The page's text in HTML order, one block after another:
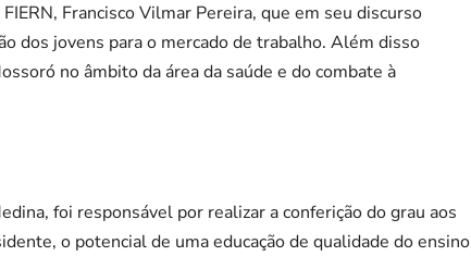
Francisco Vilmar Pereira, que em seu discurso
dos jovens para o mercado de trabalho. Além disso
no âmbito da área da saúde e do combate à
foi responsável por realizar a conferição do grau aos
o potencial de uma educação de qualidade do ensino